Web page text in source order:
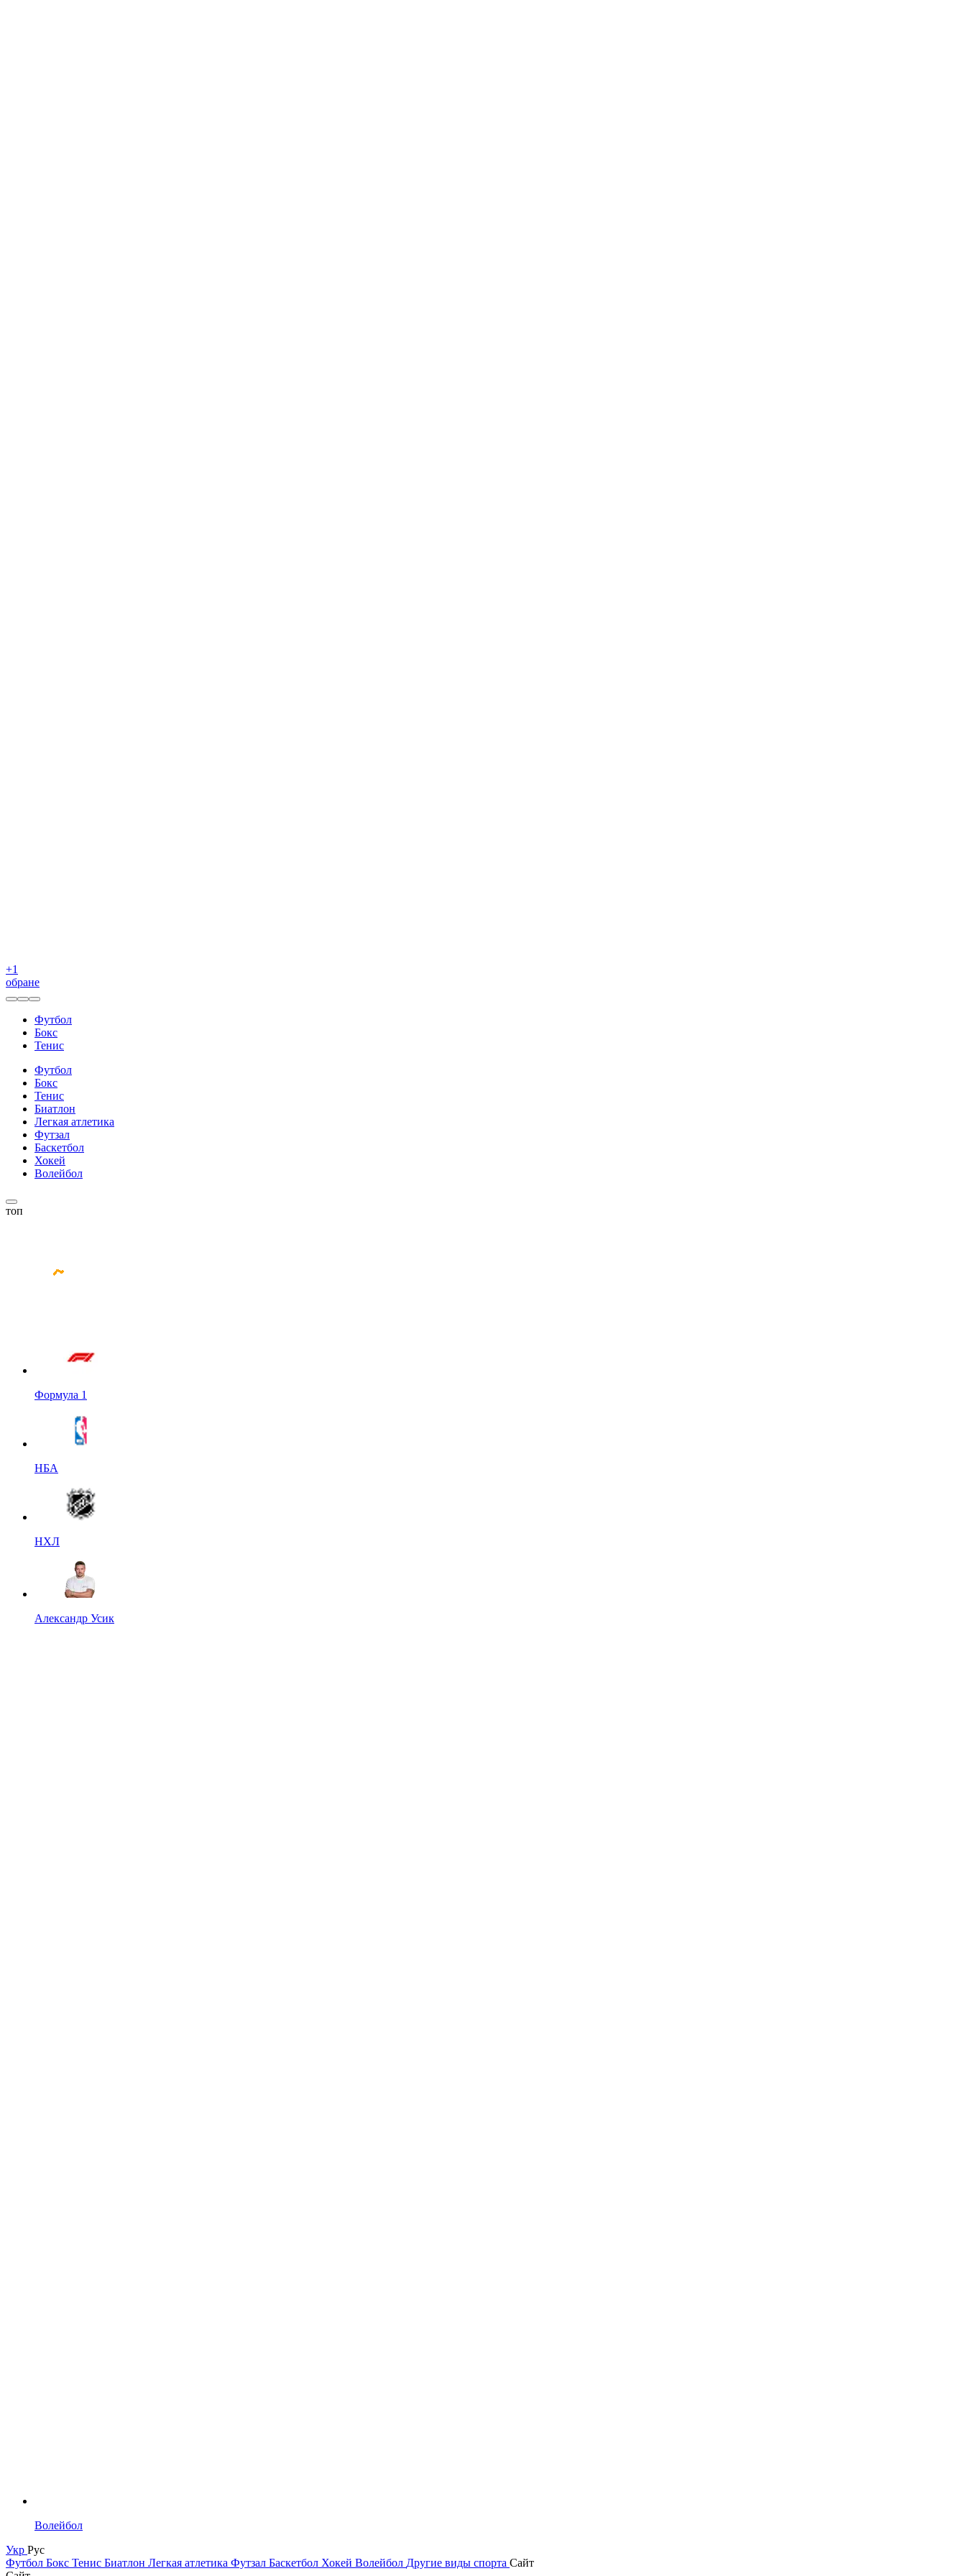
+1
обране
Футбол
Бокс
Тенис
Футбол
Бокс
Тенис
Биатлон
Легкая атлетика
Футзал
Баскетбол
Хокей
Волейбол
топ
Формула 1
НБА
НХЛ
Александр Усик
Волейбол
Укр Рус
Футбол Бокс Тенис Биатлон Легкая атлетика Футзал Баскетбол Хокей Волейбол Другие виды спорта Сайт